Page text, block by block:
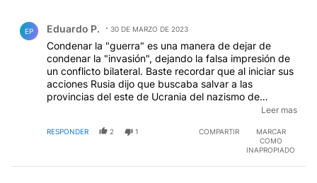
EP Eduardo P. 30 DE MARZO DE 2023
Condenar la "guerra" es una manera de dejar de
condenar la "invasión", dejando la falsa impresión de
un conflicto bilateral. Baste recordar que al iniciar sus
acciones Rusia dijo que buscaba salvar a las
provincias del este de Ucrania del nazismo de
Zelenski. Pasó un año y no hubo ninguna prueba del
excusa para invadir sacada de la galera por los
Leer mas
RESPONDER 2 1 COMPARTIR
MARCAR
COMO
INAPROPIADO